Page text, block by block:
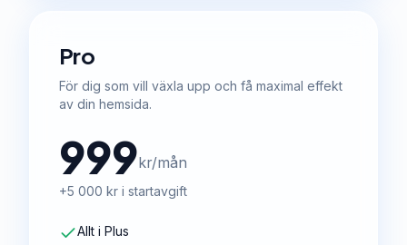
Pro
För dig som vill växla upp och få maximal effekt
av din hemsida.
999kr/mån
+5 000 kr i startavgift
Allt i Plus